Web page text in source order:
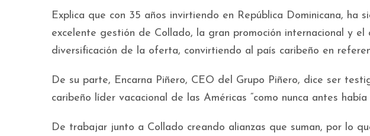
Explica que con 35 años invirtiendo en República Dominicana, ha
excelente gestión de Collado, la gran promoción internacional y
diversificación de la oferta, convirtiendo al país caribeño en
De su parte, Encarna Piñero, CEO del Grupo Piñero, dice ser
caribeño líder vacacional de las Américas “como nunca antes había
De trabajar junto a Collado creando alianzas que suman, por lo